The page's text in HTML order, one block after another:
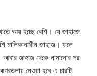
আয় হচ্ছে বেশি। যে জাহাজে
মালিকানাধীন জাহাজ। ফলে
আবার জাহাজ থেকে নামানোর পর
নেওয়া হবে এ চারটি